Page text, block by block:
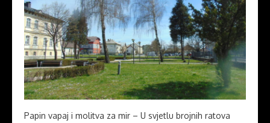
Papin vapaj i molitva za mir – U svjetlu brojnih ratova